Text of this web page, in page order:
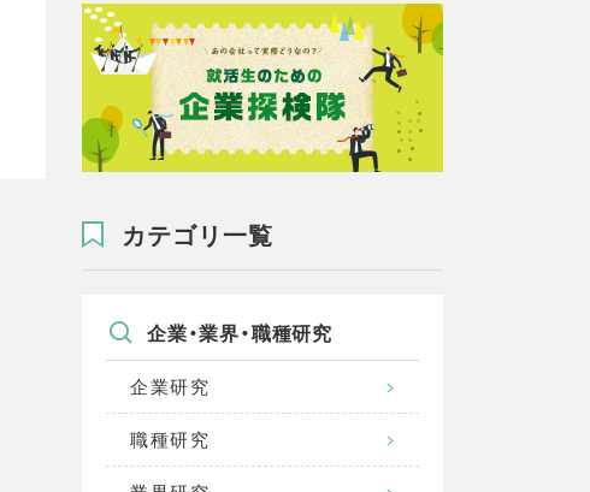
カテゴリ一覧
企業・業界・職種研究
企業研究
職種研究